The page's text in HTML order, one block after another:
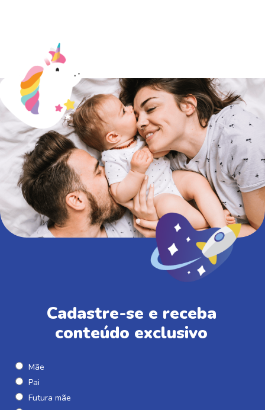
Cadastre-se e receba
conteúdo exclusivo
Mãe
Pai
Futura mãe